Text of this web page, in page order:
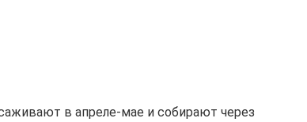
в апреле-мае и собирают через